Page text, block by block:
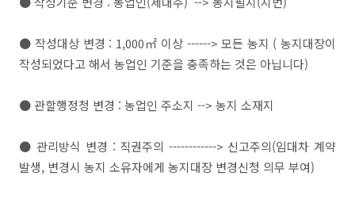
● 작성대상 변경 : 1,000㎡ 이상 ------> 모든 농지 ( 농지대장이
작성되었다고 해서 농업인 기준을 충족하는 것은 아닙니다)
● 관할행정청 변경 : 농업인 주소지 --> 농지 소재지
● 관리방식 변경 : 직권주의 ------------> 신고주의(임대차 계약
발생, 변경시 농지 소유자에게 농지대장 변경신청 의무 부여)